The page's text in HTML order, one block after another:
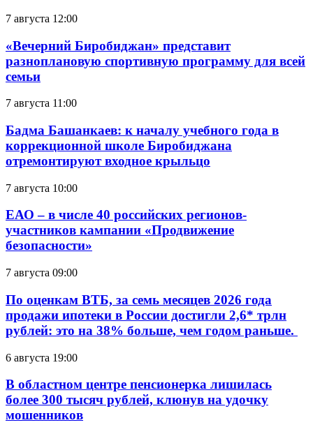
7 августа 12:00
«Вечерний Биробиджан» представит
разноплановую спортивную программу для всей
семьи
7 августа 11:00
Бадма Башанкаев: к началу учебного года в
коррекционной школе Биробиджана
отремонтируют входное крыльцо
7 августа 10:00
ЕАО – в числе 40 российских регионов-
участников кампании «Продвижение
безопасности»
7 августа 09:00
По оценкам ВТБ, за семь месяцев 2026 года
продажи ипотеки в России достигли 2,6* трлн
рублей: это на 38% больше, чем годом раньше.
6 августа 19:00
В областном центре пенсионерка лишилась
более 300 тысяч рублей, клюнув на удочку
мошенников